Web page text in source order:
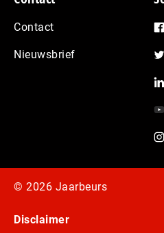
Contact
Nieuwsbrief
© 2026 Jaarbeurs
Disclaimer